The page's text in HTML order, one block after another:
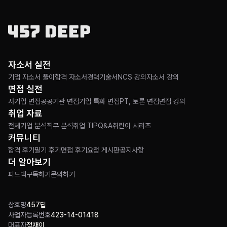
상호명457딥
사업자등록번호423-14-01418
대표자정재이
자소서 실전
기업 자소서 풀이 합격 자소서경력기술서 NCS 강의자소서 강의
면접 실전
사기업 면접공공기관 면접기업 특화 면접PT, 토론 면접면접 강의
취업 자료
전체 기업 분석직무 분석취업 TIPQ&A취린이 시리즈
커뮤니티
합격 후기 필기 후기 면접 후기 요청 게시판공지사항
더 알아보기
피드백구독하기 문의하기